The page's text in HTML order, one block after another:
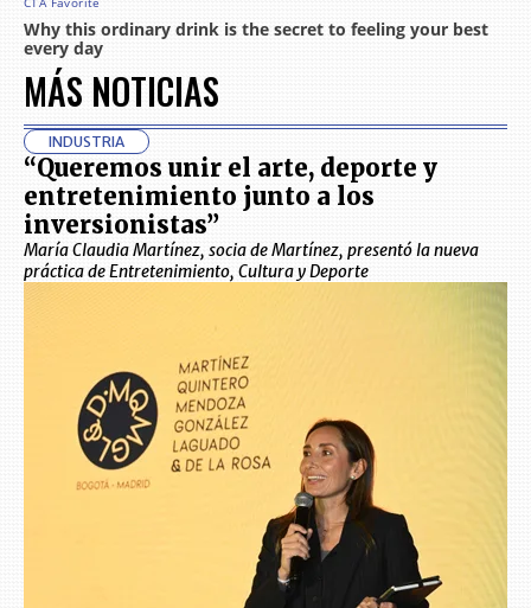
MÁS NOTICIAS
INDUSTRIA
“Queremos unir el arte, deporte y
entretenimiento junto a los
inversionistas”
María Claudia Martínez, socia de Martínez, presentó la nueva
práctica de Entretenimiento, Cultura y Deporte